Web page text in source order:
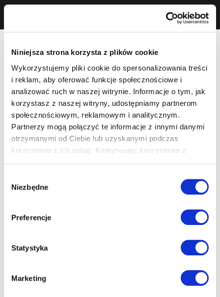
Niniejsza strona korzysta z plików cookie
Wykorzystujemy pliki cookie do spersonalizowania treści
i reklam, aby oferować funkcje społecznościowe i
analizować ruch w naszej witrynie. Informacje o tym, jak
korzystasz z naszej witryny, udostępniamy partnerom
społecznościowym, reklamowym i analitycznym.
Partnerzy mogą połączyć te informacje z innymi danymi
otrzymanymi od Ciebie lub uzyskanymi podczas
korzystania z ich usług. Kontynuując korzystanie z
zgody
Niezbędne
Preferencje
Statystyka
Marketing